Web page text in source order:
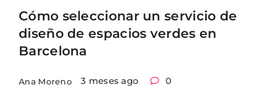
Cómo seleccionar un servicio de
diseño de espacios verdes en
Barcelona
Ana Moreno 3 meses ago 0